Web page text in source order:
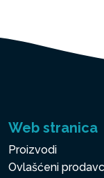
Web stranica
Proizvodi
Ovlašćeni